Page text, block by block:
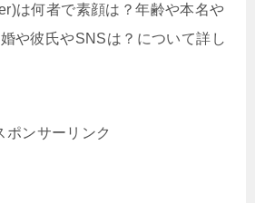
は何者で素顔は？年齢や本名や
や彼氏やSNSは？について詳し
ポンサーリンク